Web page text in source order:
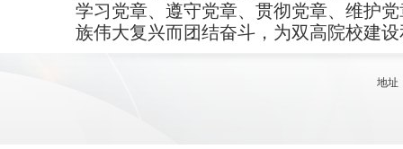
学习党章、遵守党章、贯彻党章、维护
族伟大复兴而团结奋斗，为双高院校建
地址